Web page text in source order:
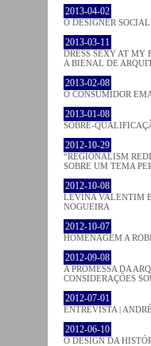
2013-04-02
O DESIGNER SOCIAL
2013-03-11
DRESS SEXY AT MY
A BIENAL DE
2013-02-08
O CONSUMIDOR
2013-01-08
SOBRE-
2012-10-29
“REGIONALISM
SOBRE UM TEMA
2012-10-08
LEVINA VALENTIM
NOGUEIRA
2012-10-07
HOMENAGEM A
2012-09-08
A PROMESSA DA
CONSIDERAÇÕES
2012-07-01
ENTREVISTA |
2012-06-10
O DESIGN DA